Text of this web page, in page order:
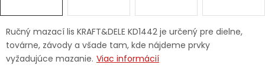
Servis náradia Hodnotenie obchodu
Doprava a platba Váš zákaznícky účet
Ručný mazací lis KRAFT&DELE KD1442 je určený pre dielne,
továrne, závody a všade tam, kde nájdeme prvky
vyžadujúce mazanie. Viac informácií